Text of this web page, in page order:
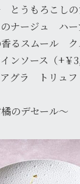
とうもろこしの
ナージュ ハー
るスムール ク
ソース（+￥
グラ トリュフ
のデセール～